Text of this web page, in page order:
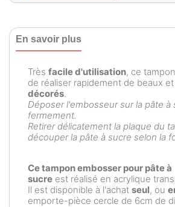
En savoir plus
Très facile d'utilisation, ce
de réaliser rapidement de beaux
décorés.
Déposer l'embosseur sur la pâte
fermement.
Retirer délicatement la plaque du
découper la pâte à sucre selon la
Ce tampon embosser pour pâte à
sucre est réalisé en acrylique
Il est disponible à l'achat seul, ou
emporte-pièce cercle de 6cm de